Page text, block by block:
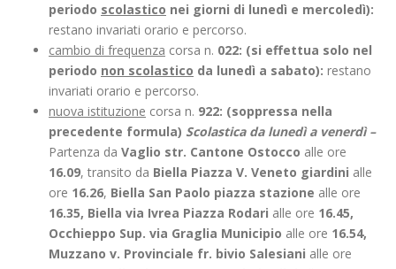
periodo scolastico nei giorni di lunedì e mercoledì):
restano invariati orario e percorso.
cambio di frequenza corsa n. 022: (si effettua solo nel
periodo non scolastico da lunedì a sabato): restano
invariati orario e percorso.
nuova istituzione corsa n. 922: (soppressa nella
precedente formula) Scolastica da lunedì a venerdì –
Partenza da Vaglio str. Cantone Ostocco alle ore
16.09, transito da Biella Piazza V. Veneto giardini alle
ore 16.26, Biella San Paolo piazza stazione alle ore
16.35, Biella via Ivrea Piazza Rodari alle ore 16.45,
Occhieppo Sup. via Graglia Municipio alle ore 16.54,
Muzzano v. Provinciale fr. bivio Salesiani alle ore